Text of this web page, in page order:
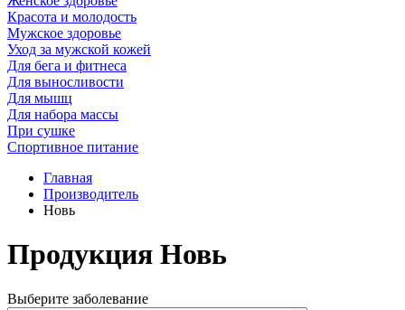
Красота и молодость
Мужское здоровье
Уход за мужской кожей
Для бега и фитнеса
Для выносливости
Для мышц
Для набора массы
При сушке
Спортивное питание
Главная
Производитель
Новь
Продукция Новь
Выберите заболевание